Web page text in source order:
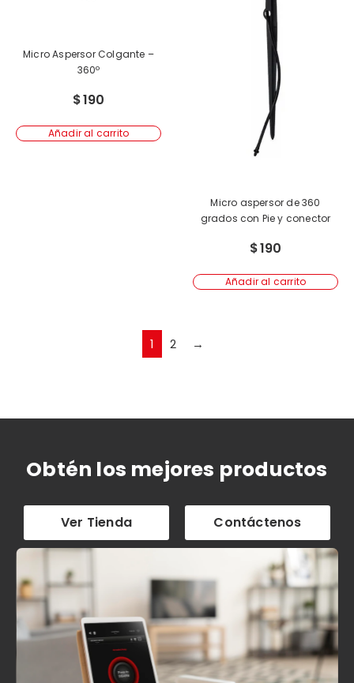
Micro Aspersor Colgante –
360º
$190
Añadir al carrito
Micro aspersor de 360
grados con Pie y conector
$190
Añadir al carrito
1 2 →
Obtén los mejores productos
Ver Tienda Contáctenos